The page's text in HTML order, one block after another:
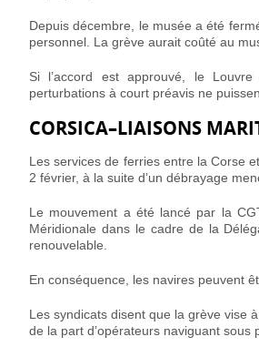
Depuis décembre, le musée a été
personnel. La grève aurait coûté au
Si l’accord est approuvé, le
perturbations à court préavis ne
CORSICA–LIAISONS
Les services de ferries entre la Corse
2 février, à la suite d’un débrayage
Le mouvement a été lancé par la
Méridionale dans le cadre de la
renouvelable.
En conséquence, les navires peuvent
Les syndicats disent que la grève vise
de la part d’opérateurs naviguant